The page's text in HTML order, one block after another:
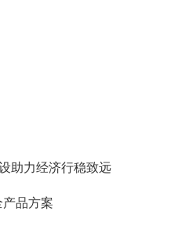
助力经济行稳致远
品方案